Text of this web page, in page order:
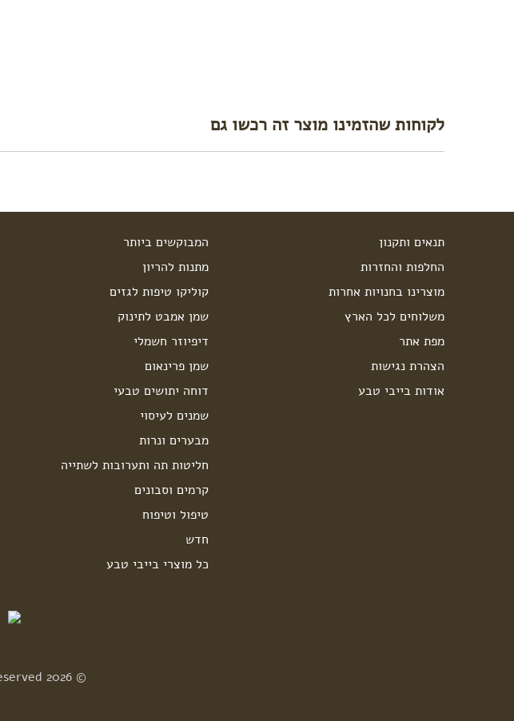
לקוחות שהזמינו מוצר זה רכשו גם
תנאים ותקנון
החלפות והחזרות
מוצרינו בחנויות אחרות
משלוחים לכל הארץ
מפת אתר
הצהרת נגישות
אודות בייבי טבע
המבוקשים ביותר
מתנות להריון
קוליקו טיפות לגזים
שמן אמבט לתינוק
דיפיוזר חשמלי
שמן פרינאום
דוחה יתושים טבעי
שמנים לעיסוי
מבערים ונרות
חליטות תה ותערובות לשתייה
קרמים וסבונים
טיפול וטיפוח
חדש
כל מוצרי בייבי טבע
© 2026 Baby Teva All rights reserved